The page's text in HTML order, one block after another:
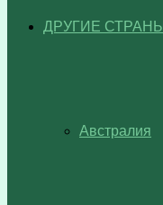
ДРУГИЕ СТРАНЫ
Австралия